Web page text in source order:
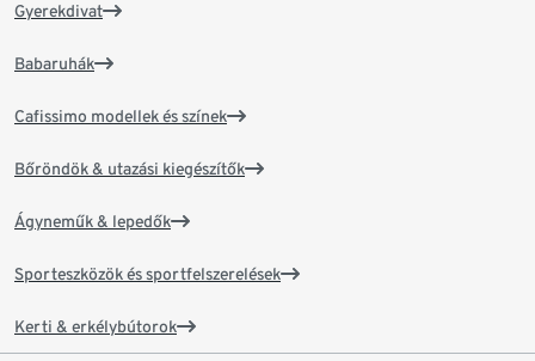
Gyerekdivat
Babaruhák
Cafissimo modellek és színek
Bőröndök & utazási kiegészítők
Ágyneműk & lepedők
Sporteszközök és sportfelszerelések
Kerti & erkélybútorok